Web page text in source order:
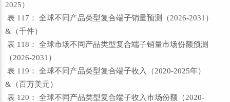
2025）
表 117： 全球不同产品类型复合端子销量预测（2026-2031）
&（千件）
表 118： 全球市场不同产品类型复合端子销量市场份额预测
（2026-2031）
表 119： 全球不同产品类型复合端子收入（2020-2025年）
&（百万美元）
表 120： 全球不同产品类型复合端子收入市场份额（2020-